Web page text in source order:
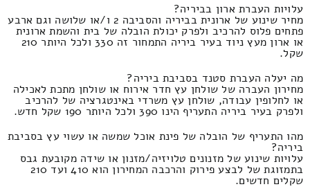
עלויות העברת ארון בביריה?
מחיר שינוע של ארונית בביריה והסביבה 2 ו/או שלושה וגם ארבע
פתחים פלוס להרכיב ולפרק יכולת הובלה של בית והשמת ארונית
או ארון מעץ ניוד בעיר ביריה התמחור זה 330 ולכל היותר 210
שקל.
מה יעלה העברת סטנד בסביבת ביריה?
מחירון העברה של שולחן עץ חדר אירוח או שולחן מתכת לאכילה
או לחלופין עבודה, שולחן עץ משרדי באינטגרציה של להרכיב
ולפרק בעיר ביריה התעריף הינו 390 ולכל היותר 190 שקל חדש.
מהו התעריף של הובלה של פינת אוכל שמשה או עשוי עץ בסביבת
ביריה?
עלויות שינוע של מזנונים טלויזיה/מזנון או שידה מקובעת גבס
בתמזוגת של לבצע פירוק והרכבה המחירון הוא 410 ועד 210
שקלים חדשים.